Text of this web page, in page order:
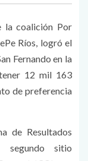
la coalición Por
Ríos, logró el
Fernando en la
12 mil 163
de preferencia
de Resultados
segundo sitio